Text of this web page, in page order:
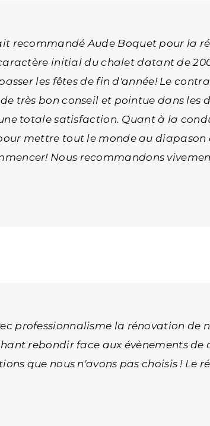
recommandé Aude Boquet pour la
initial du chalet datant de
les fêtes de fin d'année! Le
très bon conseil et pointue dans les
totale satisfaction. Quant à la
mettre tout le monde au
Nous recommandons
professionnalisme la rénovation de
rebondir face aux évènements de
que nous n'avons pas choisis ! Le